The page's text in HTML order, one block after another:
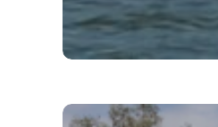
Plante